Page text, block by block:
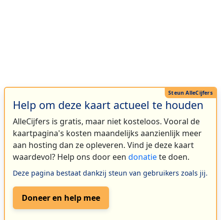
Help om deze kaart actueel te houden
AlleCijfers is gratis, maar niet kosteloos. Vooral de
kaartpagina's kosten maandelijks aanzienlijk meer
aan hosting dan ze opleveren. Vind je deze kaart
waardevol? Help ons door een donatiete doen.
Deze pagina bestaat dankzij steun van gebruikers zoals jij.
Doneer en help mee